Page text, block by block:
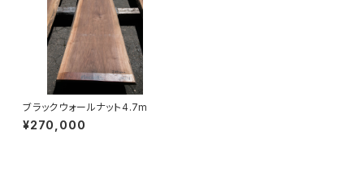
ブラックウォールナット4.7m
¥270,000